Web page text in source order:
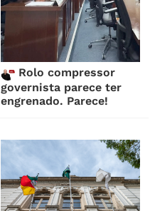
Rolo compressor
governista parece ter
engrenado. Parece!